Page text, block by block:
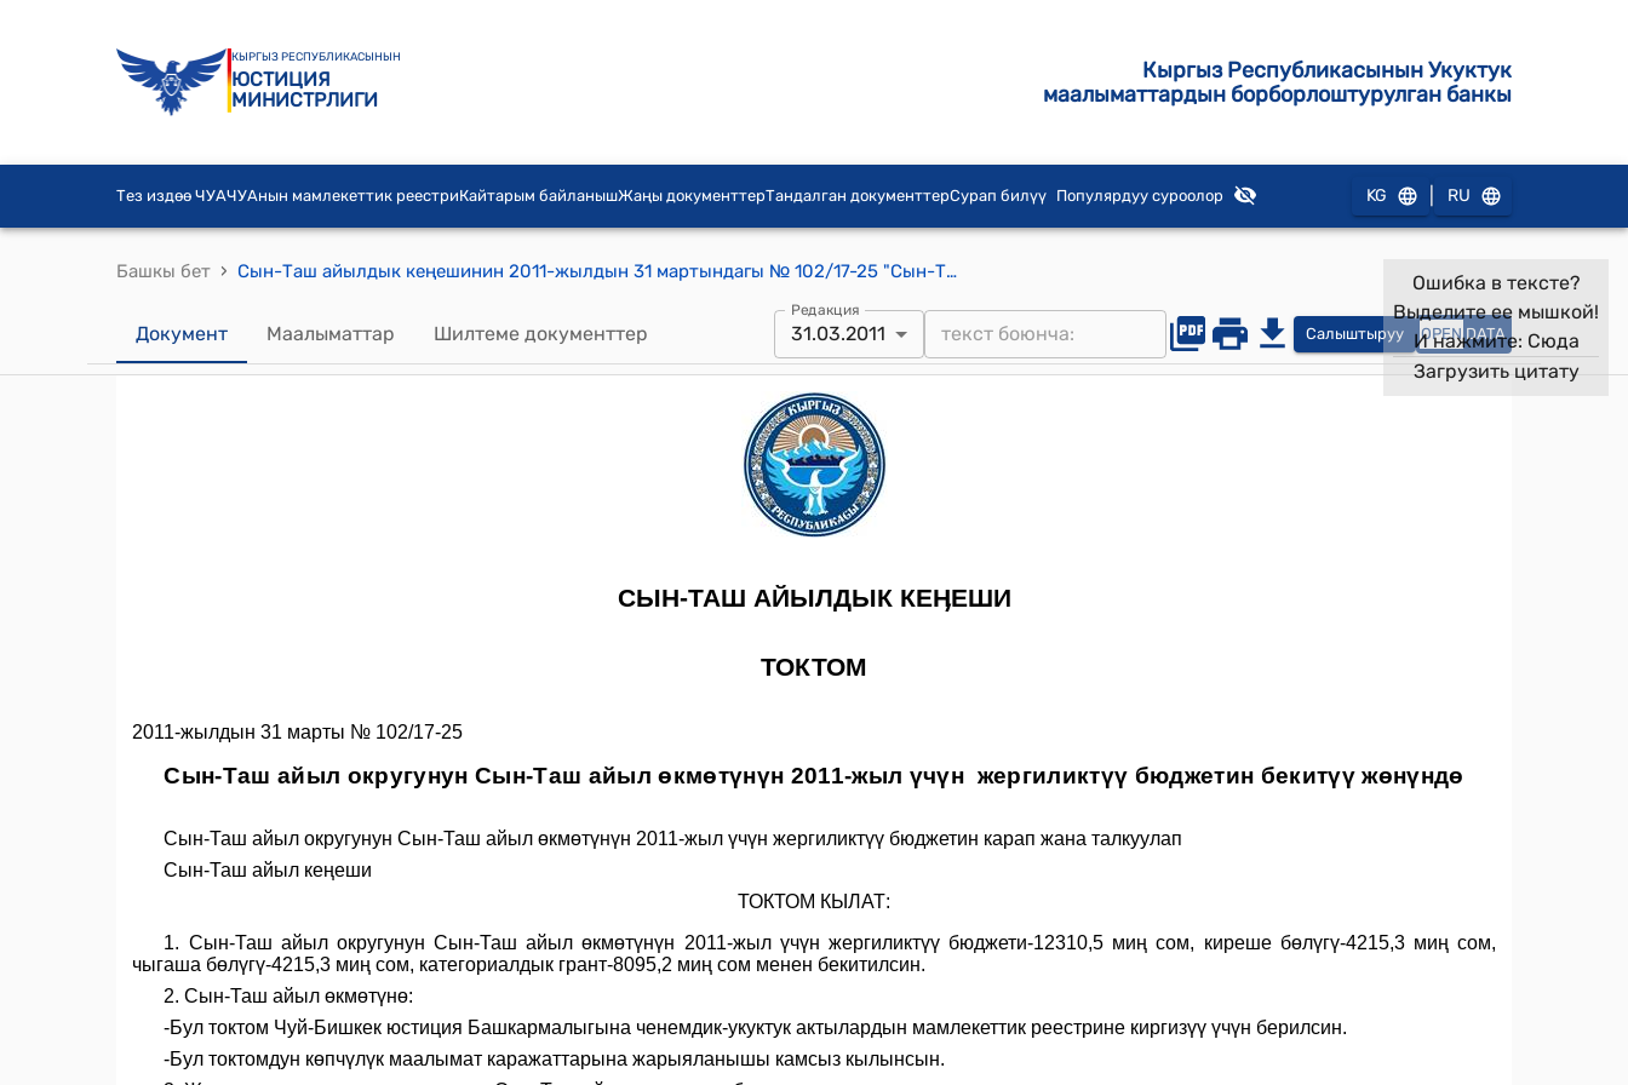
КЫРГЫЗ РЕСПУБЛИКАСЫНЫН
ЮСТИЦИЯ
МИНИСТРЛИГИ
Кыргыз Республикасынын Укуктук
маалыматтардын борборлоштурулган банкы
Тез издөө ЧУАЧУАнын мамлекеттик реестриКайтарым байланышЖаңы документтерТандалган документтерСурап билүү Популярдуу суроолор KG RU
Башкы бет › Сын-Таш айылдык кеңешинин 2011-жылдын 31 мартындагы № 102/17-25 "Сын-Таш айыл округунун Сын-Таш айыл өкмөтүнүн 2011-жыл үчүн жергиликтүү бюджетин бекитүү жөнүндө" токтому
Документ Маалыматтар Шилтеме документтер
Редакция
31.03.2011 Салыштыруу OPEN DATA
Ошибка в тексте?
Выделите ее мышкой!
И нажмите: Сюда
Загрузить цитату